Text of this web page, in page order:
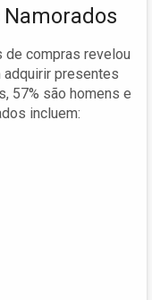
de compras revelou
presentes
57% são homens e
incluem: